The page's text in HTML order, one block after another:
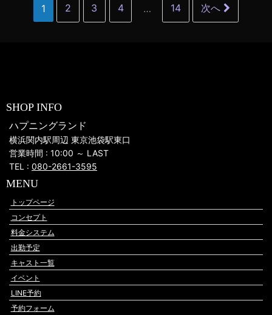
1 2 3 4 … 14 次へ
SHOP INFO
ハプニングランド
横浜関内駅周辺 東京池袋駅東口
営業時間 : 10:00 ～ LAST
TEL : 080-2661-3595
MENU
トップページ
コンセプト
料金システム
出勤予定
キャスト一覧
イベント
LINE予約
予約フォーム